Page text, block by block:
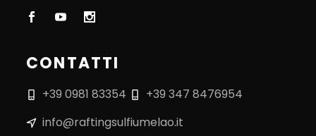
CONTATTI
+39 0981 83354
+39 347 8476954
info@raftingsulfiumelao.it